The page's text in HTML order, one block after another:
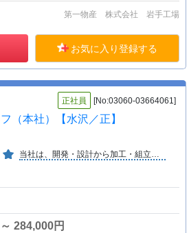
第一物産 株式会社 岩手工場
お気に入り登録する
正社員 [No:03060-03664061]
（本社）【水沢／正】
当社は、開発・設計から加工・組立・塗装・検査・販売までを一貫して行うメーカーです。自分の能力をフルに発揮することができる、創（造）る歓びを実感できる会社です。
284,000円